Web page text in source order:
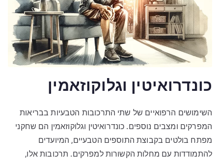
כונדרואיטין וגלוקוזאמין
השימושים הרפואיים של שתי התרכובות הטבעיות בבריאות
המפרקים ומצבים נוספים. כונדרואיטין וגלוקוזאמין הם שחקני
מפתח בולטים בקבוצת התוספים הטבעיים, המיועדים
להתמודדות עם מחלות הקשורות למפרקים. תרכובות אלו,